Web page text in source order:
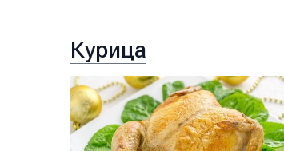
Курица